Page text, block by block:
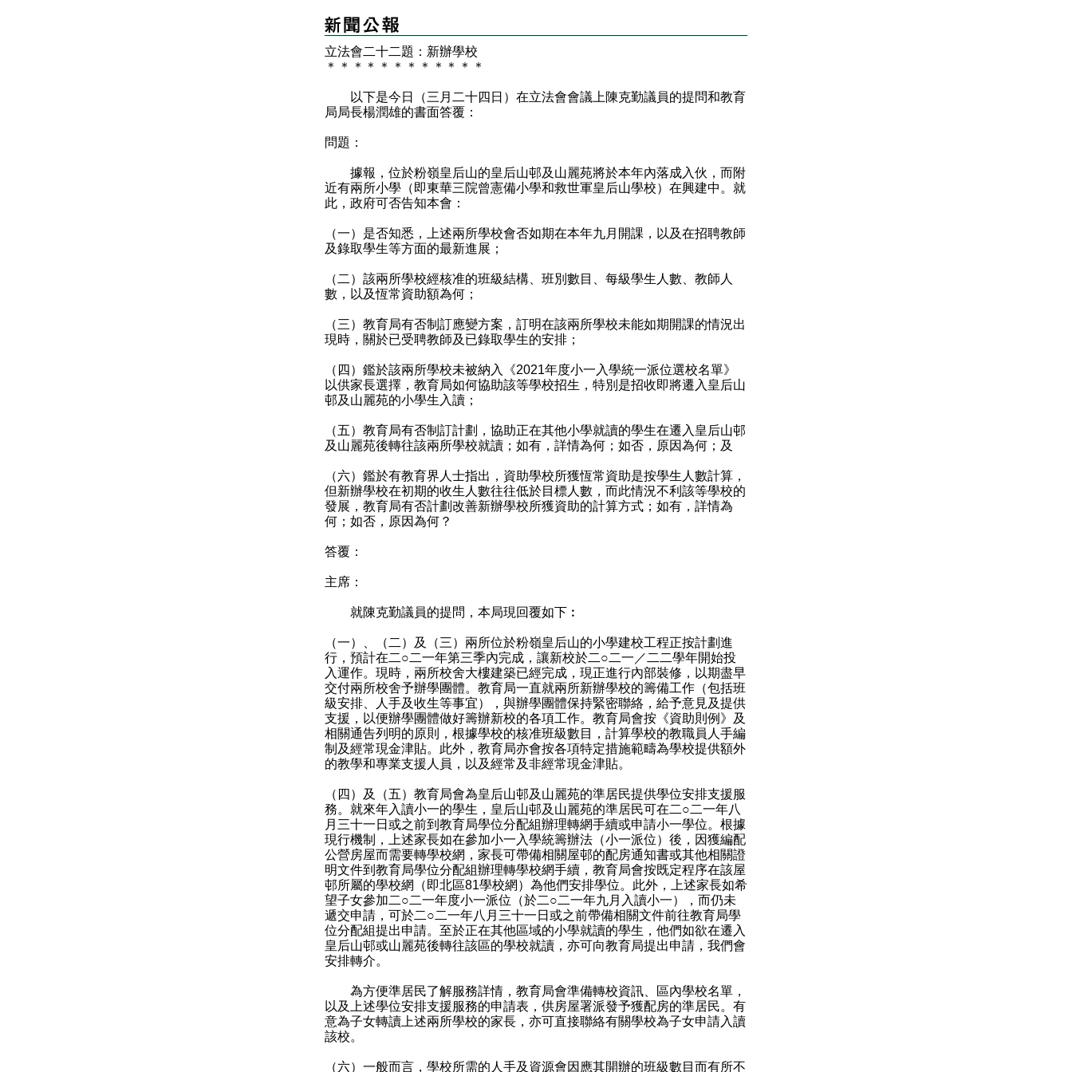
立法會二十二題：新辦學校
＊
＊ ＊ ＊ ＊ ＊ ＊ ＊ ＊ ＊ ＊ ＊
以下是今日（三月二十四日）在立法會會議上陳克勤議員的提問和教育
局局長楊潤雄的書面答覆：
問題：
據報，位於粉嶺皇后山的皇后山邨及山麗苑將於本年內落成入伙，而附
近有兩所小學（即東華三院曾憲備小學和救世軍皇后山學校）在興建中。就
此，政府可否告知本會：
（一）是否知悉，上述兩所學校會否如期在本年九月開課，以及在招聘教師
及錄取學生等方面的最新進展；
（二）該兩所學校經核准的班級結構、班別數目、每級學生人數、教師人
數，以及恆常資助額為何；
（三）教育局有否制訂應變方案，訂明在該兩所學校未能如期開課的情況出
現時，關於已受聘教師及已錄取學生的安排；
（四）鑑於該兩所學校未被納入《2021年度小一入學統一派位選校名單》
以供家長選擇，教育局如何協助該等學校招生，特別是招收即將遷入皇后山
邨及山麗苑的小學生入讀；
（五）教育局有否制訂計劃，協助正在其他小學就讀的學生在遷入皇后山邨
及山麗苑後轉往該兩所學校就讀；如有，詳情為何；如否，原因為何；及
（六）鑑於有教育界人士指出，資助學校所獲恆常資助是按學生人數計算，
但新辦學校在初期的收生人數往往低於目標人數，而此情況不利該等學校的
發展，教育局有否計劃改善新辦學校所獲資助的計算方式；如有，詳情為
何；如否，原因為何？
答覆：
主席：
就陳克勤議員的提問，本局現回覆如下︰
（一）、（二）及（三）兩所位於粉嶺皇后山的小學建校工程正按計劃進
行，預計在二○二一年第三季內完成，讓新校於二○二一／二二學年開始投
入運作。現時，兩所校舍大樓建築已經完成，現正進行內部裝修，以期盡早
交付兩所校舍予辦學團體。教育局一直就兩所新辦學校的籌備工作（包括班
級安排、人手及收生等事宜），與辦學團體保持緊密聯絡，給予意見及提供
支援，以便辦學團體做好籌辦新校的各項工作。教育局會按《資助則例》及
相關通告列明的原則，根據學校的核准班級數目，計算學校的教職員人手編
制及經常現金津貼。此外，教育局亦會按各項特定措施範疇為學校提供額外
的教學和專業支援人員，以及經常及非經常現金津貼。
（四）及（五）教育局會為皇后山邨及山麗苑的準居民提供學位安排支援服
務。就來年入讀小一的學生，皇后山邨及山麗苑的準居民可在二○二一年八
月三十一日或之前到教育局學位分配組辦理轉網手續或申請小一學位。根據
現行機制，上述家長如在參加小一入學統籌辦法（小一派位）後，因獲編配
公營房屋而需要轉學校網，家長可帶備相關屋邨的配房通知書或其他相關證
明文件到教育局學位分配組辦理轉學校網手續，教育局會按既定程序在該屋
邨所屬的學校網（即北區81學校網）為他們安排學位。此外，上述家長如希
望子女參加二○二一年度小一派位（於二○二一年九月入讀小一），而仍未
遞交申請，可於二○二一年八月三十一日或之前帶備相關文件前往教育局學
位分配組提出申請。至於正在其他區域的小學就讀的學生，他們如欲在遷入
皇后山邨或山麗苑後轉往該區的學校就讀，亦可向教育局提出申請，我們會
安排轉介。
為方便準居民了解服務詳情，教育局會準備轉校資訊、區內學校名單，
以及上述學位安排支援服務的申請表，供房屋署派發予獲配房的準居民。有
意為子女轉讀上述兩所學校的家長，亦可直接聯絡有關學校為子女申請入讀
該校。
（六）一般而言，學校所需的人手及資源會因應其開辦的班級數目而有所不